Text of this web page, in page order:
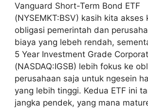
Vanguard Short-Term Bond ETF
(NYSEMKT:BSV) kasih kita akses
obligasi pemerintah dan
biaya yang lebeh rendah,
5 Year Investment Grade
(NASDAQ:IGSB) lebih fokus ke
perusahaan saja untuk ngesein
yang lebih tinggi. Kedua ETF ini
jangka pendek, yang mana